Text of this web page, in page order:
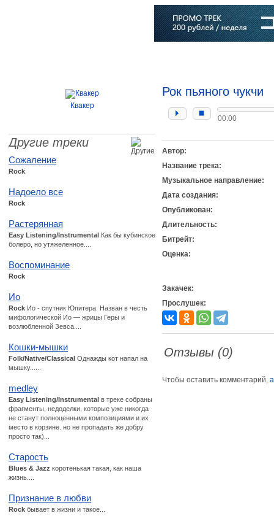
Квакер
Другие треки
Сожаление
Rock
Надоело все
Rock
Растерянная
Easy Listening/Instrumental Как бы кубинское
болеро, но утяжеленное....
Воспоминание
Rock
Ио
Rock Ио - спутник Юпитера. Назван в честь
мифологической Ио — жрицы Геры и
возлюбленной Зевса....
Кошки-мышки
Folk/Native/Classical Однажды кот напал на
мышку......
medley
Easy Listening/Instrumental в треке собраны
фрагменты, недоделки, которые уже никогда
не станут полноценными композициями и их
место в корзине. но не пропадать же добру
просто так)...
Старость
Blues & Jazz коротенькая такая, как наша
жизнь....
Признание в любви
Rock бывает в жизни и такое...
Рок пьяного чукчи
00:00
Автор:
Название трека:
Музыкальное направление:
Дата создания:
Опубликован:
Длительность:
Битрейт:
Оценка:
Закачек:
Прослушек:
Отзывы (0)
Чтобы оставить комментарий,